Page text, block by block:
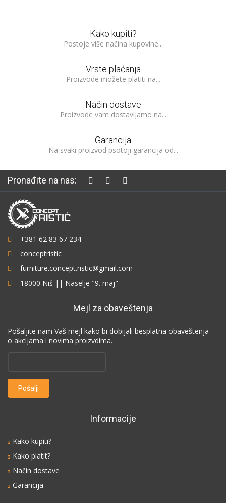
Kako kupiti?
Postoje više načina kupovine...
Vrste plaćanja
Proizvode možete platiti na...
Način dostave
Proizvode vam dostavljamo na...
Garancija
Na svaki proizvod psotoji garancija od...
Pronađite na nas:
+381 62 83 67 234
conceptristic
furniture.concept.ristic@gmail.com
18000 Niš || Naselje "9. maj"
Mejl za obaveštenja
Pošaljite nam Vaš mejl kako bi dobijali besplatna obaveštenja
o akcijama i novima proizvdima.
Informacije
Kako kupiti?
Kako platit?
Način dostave
Garancija